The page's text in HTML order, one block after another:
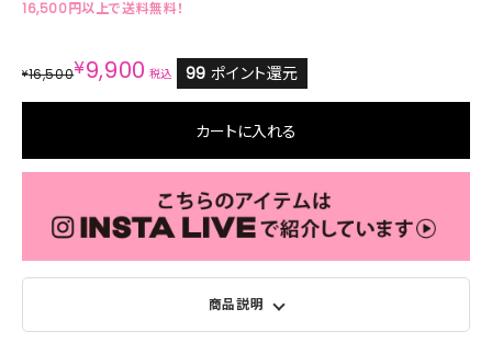
16,500円以上で送料無料！
¥16,500¥9,900 税込 99 ポイント還元
カートに入れる
商品説明